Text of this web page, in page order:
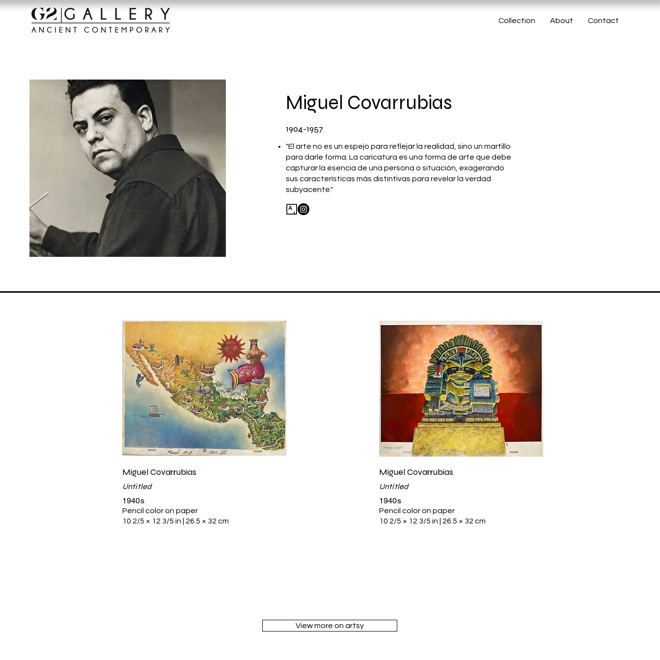
Collection About Contact
Miguel Covarrubias
1904-1957
"El arte no es un espejo para reflejar la realidad, sino un martillo
para darle forma. La caricatura es una forma de arte que debe
capturar la esencia de una persona o situación, exagerando
sus características más distintivas para revelar la verdad
subyacente."
Miguel Covarrubias
Untitled
1940s
Pencil color on paper
10 2/5 × 12 3/5 in | 26.5 × 32 cm
Miguel Covarrubias
Untitled
1940s
Pencil color on paper
10 2/5 × 12 3/5 in | 26.5 × 32 cm
View more on artsy